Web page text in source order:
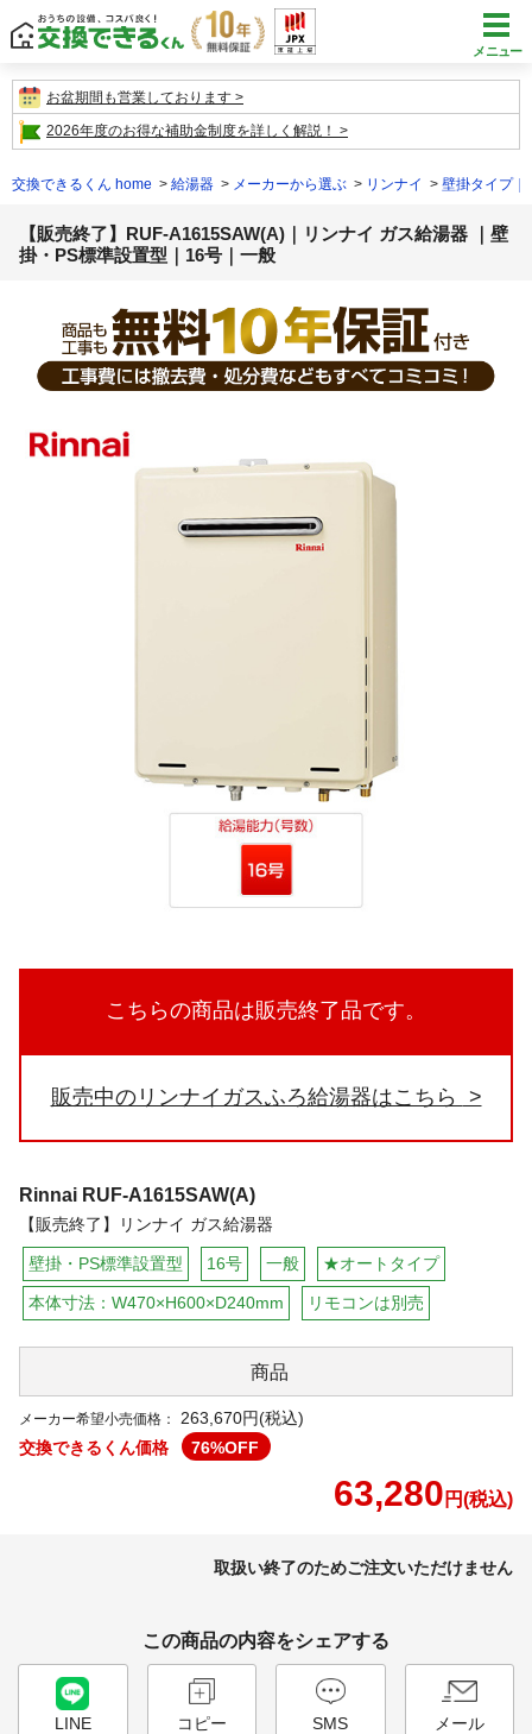
メニュー
お盆期間も営業しております
2026年度のお得な補助金制度を詳しく解説！
交換できるくん home 給湯器 メーカーから選ぶ リンナイ 壁掛タイプ｜
【販売終了】RUF-A1615SAW(A)｜リンナイ ガス給湯器 ｜壁
掛・PS標準設置型｜16号｜一般
こちらの商品は販売終了品です。
販売中のリンナイガスふろ給湯器はこちら
Rinnai RUF-A1615SAW(A)
【販売終了】リンナイ ガス給湯器
壁掛・PS標準設置型 16号 一般 ★オートタイプ
本体寸法：W470×H600×D240mm リモコンは別売
商品
メーカー希望小売価格：
263,670円(税込)
交換できるくん価格
76%OFF
63,280 円(税込)
取扱い終了のためご注文いただけません
この商品の内容をシェアする
LINE コピー SMS メール